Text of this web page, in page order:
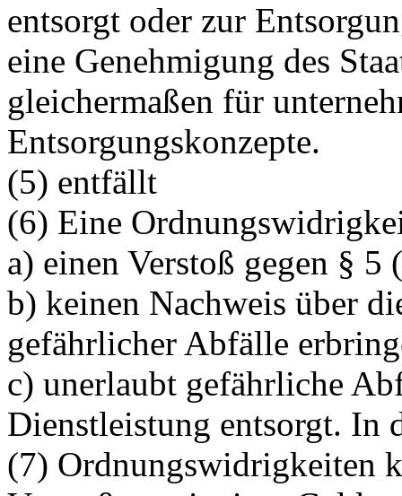
entsorgt oder zur
eine Genehmigung des
gleichermaßen für
Entsorgungskonzepte.
(5) entfällt
(6) Eine
a) einen Verstoß gegen § 5
b) keinen Nachweis über
gefährlicher Abfälle
c) unerlaubt gefährliche
Dienstleistung entsorgt. In
(7) Ordnungswidrigkeiten